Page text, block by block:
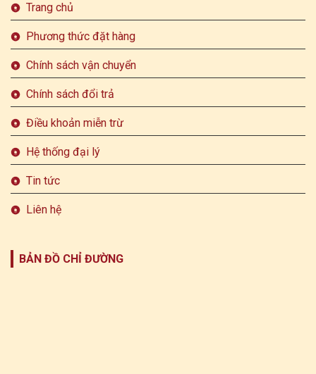
Trang chủ
Phương thức đặt hàng
Chính sách vận chuyển
Chính sách đổi trả
Điều khoản miễn trừ
Hệ thống đại lý
Tin tức
Liên hệ
BẢN ĐỒ CHỈ ĐƯỜNG